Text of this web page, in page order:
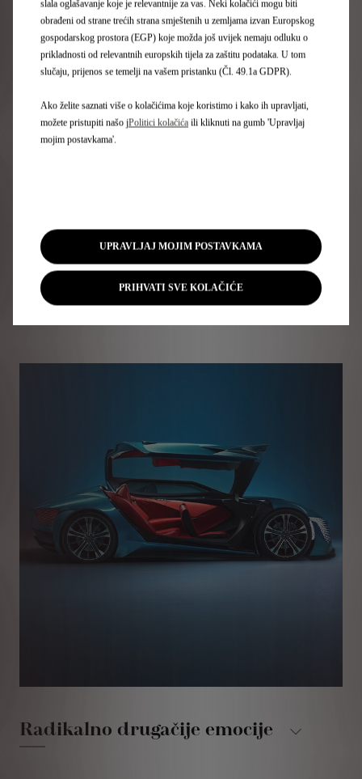
ovom prepoznatljivom užitku slušanja. Armaturna ploča
pretvorena je u generator muzičkog toka: akustični
valovi u realnom vremenu prate slušatelja i
prilagođavaju se svakom njegovom pokretu.
Radikalno drugačije emocije
slala oglašavanje koje je relevantnije za vas. Neki kolačići mogu biti
obrađeni od strane trećih strana smještenih u zemljama izvan Europskog
gospodarskog prostora (EGP) koje možda još uvijek nemaju odluku o
prikladnosti od relevantnih europskih tijela za zaštitu podataka. U tom
slučaju, prijenos se temelji na vašem pristanku (Čl. 49.1a GDPR).
Ako želite saznati više o kolačićima koje koristimo i kako ih upravljati,
možete pristupiti našo jPolitici kolačića ili kliknuti na gumb 'Upravljaj
mojim postavkama'.
UPRAVLJAJ MOJIM POSTAVKAMA
PRIHVATI SVE KOLAČIĆE